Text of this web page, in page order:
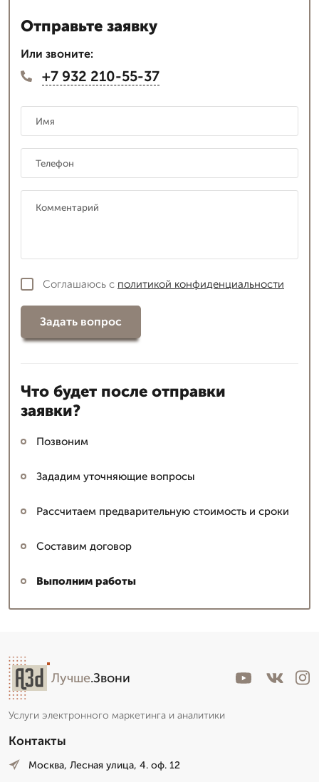
Отправьте заявку
Или звоните:
+7 932 210-55-37
Соглашаюсь с политикой конфиденциальности
Задать вопрос
Что будет после отправки
заявки?
Позвоним
Зададим уточняющие вопросы
Рассчитаем предварительную стоимость и сроки
Составим договор
Выполним работы
Лучше.Звони
Услуги электронного маркетинга и аналитики
Контакты
Москва, Лесная улица, 4. оф. 12